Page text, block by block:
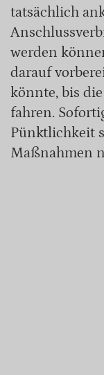
tatsächlich
werden
darauf
könnte, bis
fahren.
Pünktlichkeit
Maßnahmen